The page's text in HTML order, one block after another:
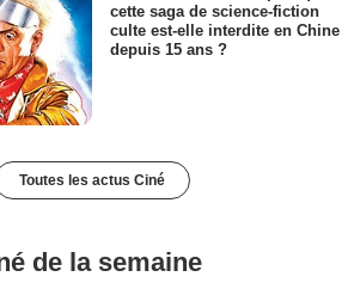
cette saga de science-fiction
culte est-elle interdite en Chine
depuis 15 ans ?
Toutes les actus Ciné
de la semaine